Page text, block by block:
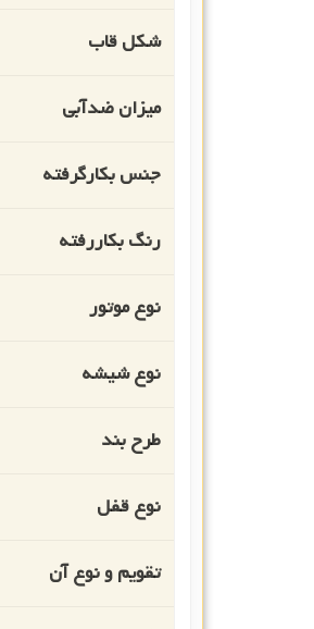
شکل قاب
میزان ضدآبی
جنس بکارگرفته
رنگ بکاررفته
نوع موتور
نوع شیشه
طرح بند
نوع قفل
تقویم و نوع آن